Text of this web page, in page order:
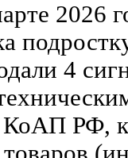
2026
4
РФ,